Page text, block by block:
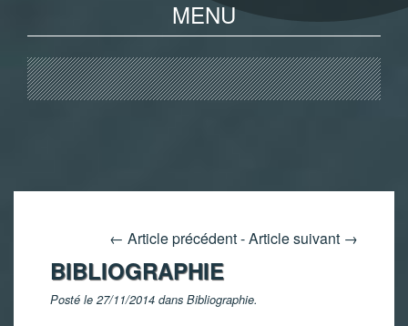
MENU
← Article précédent-Article suivant →
BIBLIOGRAPHIE
Posté le 27/11/2014 dans Bibliographie.